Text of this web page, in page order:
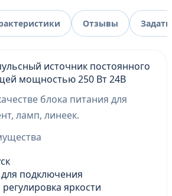
Отзывы
источник постоянного
мощностью 250 Вт 24В
блока питания для
ламп, линеек.
подключения
яркости